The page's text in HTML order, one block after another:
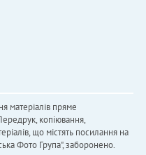
матеріалів пряме
копіювання,
що містять посилання на
Фото Група", заборонено.